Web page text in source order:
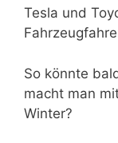
Tesla und
So könnte
macht man
Winter?